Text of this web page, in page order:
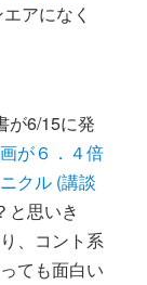
アになく
が6/15に発
が６．４倍
クル (講談
と思いき
、コント系
ても面白い